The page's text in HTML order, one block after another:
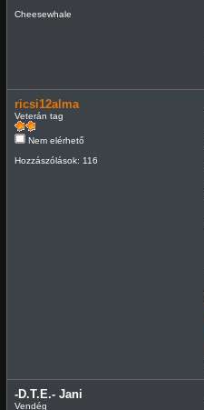
Cheesewhale
ricsi12alma
Veterán tag
Nem elérhető
Hozzászólások: 116
-D.T.E.- Jani
Vendég